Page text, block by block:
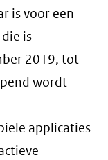
is voor een
is
2019, tot
wordt
applicaties